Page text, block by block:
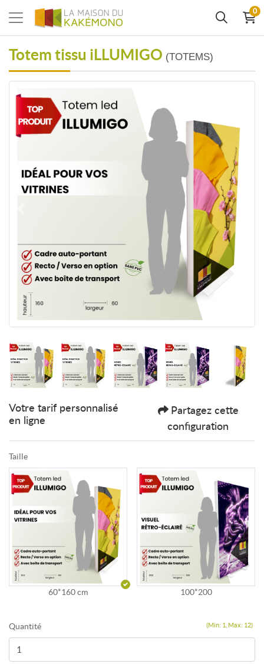
0
Totem tissu iLLUMIGO (TOTEMS)
Votre tarif personnalisé
en ligne
Partagez cette
configuration
Taille
60*160 cm 100*200
(Min: 1, Max: 12)
Quantité